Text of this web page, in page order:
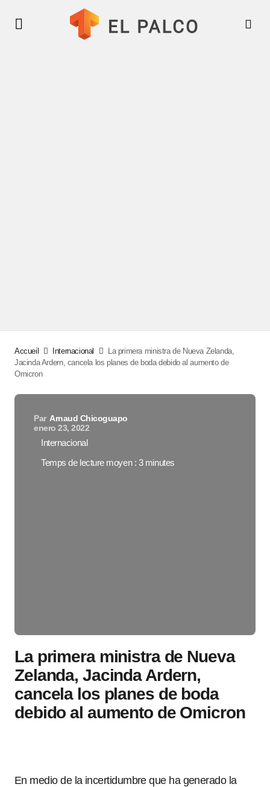
Accueil Internacional
La primera ministra de Nueva Zelanda,
Jacinda Ardern, cancela los planes de boda debido al aumento de
Omicron
Par Arnaud Chicoguapo
enero 23, 2022
Internacional
Temps de lecture moyen : 3 minutes
La primera ministra de Nueva
Zelanda, Jacinda Ardern,
cancela los planes de boda
debido al aumento de Omicron
En medio de la incertidumbre que ha generado la